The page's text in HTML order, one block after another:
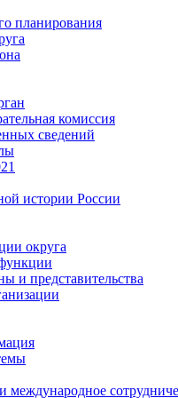
планирования
комиссия
сведений
истории России
округа
и представительства
международное